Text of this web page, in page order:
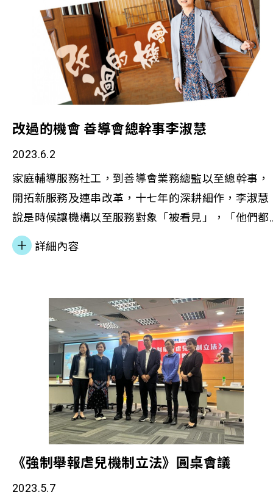
的「輔導及健康生活管理支援」服務，更全面地和系
統性地照顧服務使用者的需求。 善導會副總幹事(社
會康復及社區教育)李冠美女士表示︰「身心健康是基
層社群融入社會的一大原動力；基層社群包括更生人
士、多元族裔人士及精神復元人士的復康之路並不能
面的專業支援服務，才能幫助基層社群從整體上恢復
和重建。現時，基層社群的身心健康明顯需要進一步
療服務。我們社福機構的同工日常接觸不同個案，亦
健康管理服務，及早識別在調查數據上高風險人士，
並精準地作適度介入及個案跟進；冀能減少當事人卻
步心態，同時節省時間和資源，提升成本效益，達致
鞏固基層社群身心健康和減輕基層醫療負擔的多贏果
效。」 [1] 一般人士根據衞生署二零二零年度人口健
康調查所得。
https://www.chp.gov.hk/tc/features/37474.html
改過的機會 善導會總幹事李淑慧
2023.6.2
家庭輔導服務社工，到善導會業務總監以至總幹事，
開拓新服務及連串改革，十七年的深耕細作，李淑慧
說是時候讓機構以至服務對象「被看見」，「他們都
是弱勢中的弱勢，較少獲得社會關注。」她相信預防
勝於治療，對準弱勢青年，讓他們不再認定自己只能
擊閱讀相關報導： 改過的機會 善導會總幹事李淑慧
(星島日報)
詳細內容
《強制舉報虐兒機制立法》圓桌會議
2023.5.7